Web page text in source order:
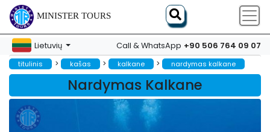
MINISTER TOURS
Lietuvių Call & WhatsApp +90 506 764 09 07
titulinis > kašas > kalkane > nardymas kalkane
Nardymas Kalkane